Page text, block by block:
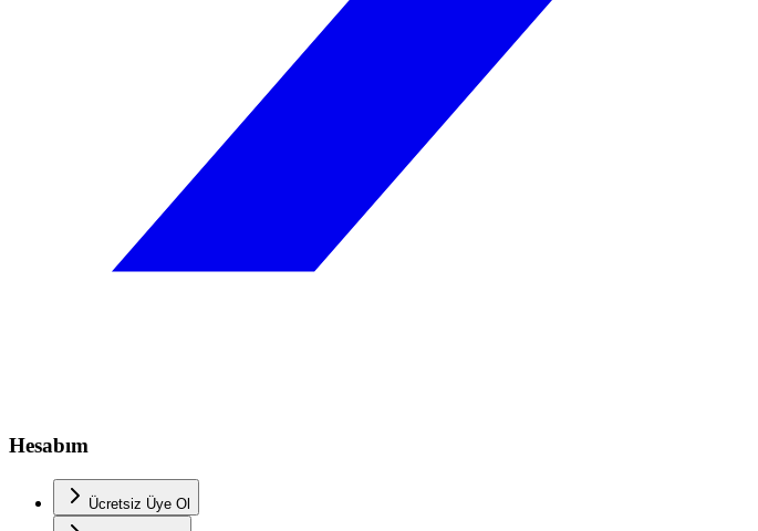
Hesabım
Ücretsiz Üye Ol